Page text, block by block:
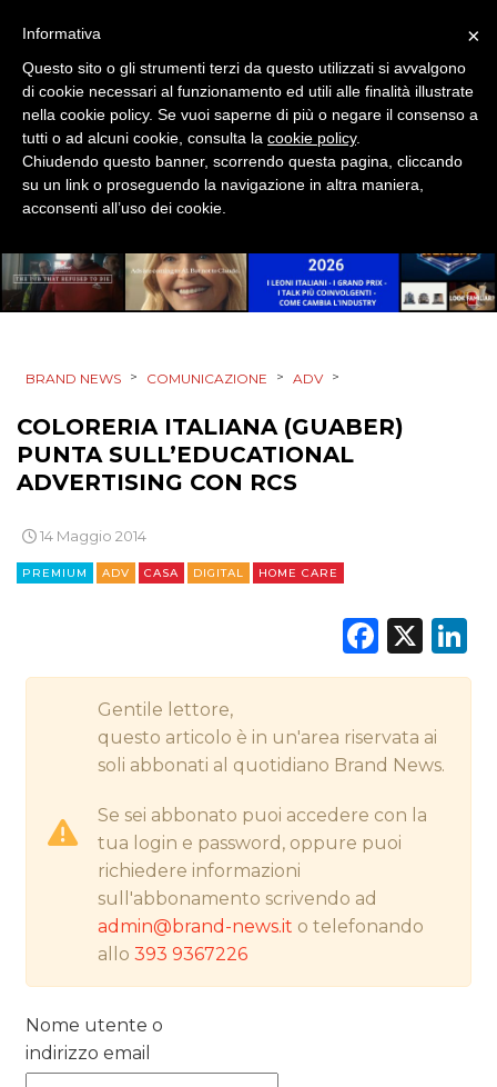
EVENTI
MOBILE
PROMOZIONI
PRODOTTI
PUNTI VENDITA
STRATEGIE
CINEMA
DIGITALE
ESTERNA
RADIO / AUDIO
PREVISIONI/SCENARI
BRAND NEWS > COMUNICAZIONE > ADV >
COLORERIA ITALIANA (GUABER)
PUNTA SULL’EDUCATIONAL
ADVERTISING CON RCS
14 Maggio 2014
PREMIUM ADV CASA DIGITAL HOME CARE
X
Gentile lettore,
questo articolo è in un'area riservata ai
soli abbonati al quotidiano Brand News.
Se sei abbonato puoi accedere con la
tua login e password, oppure puoi
richiedere informazioni
sull'abbonamento scrivendo ad
admin@brand-news.it o telefonando
allo393 9367226
Nome utente o
indirizzo email
×
Informativa
Questo sito o gli strumenti terzi da questo utilizzati si avvalgono
di cookie necessari al funzionamento ed utili alle finalità illustrate
nella cookie policy. Se vuoi saperne di più o negare il consenso a
tutti o ad alcuni cookie, consulta la cookie policy.
Chiudendo questo banner, scorrendo questa pagina, cliccando
su un link o proseguendo la navigazione in altra maniera,
acconsenti all’uso dei cookie.